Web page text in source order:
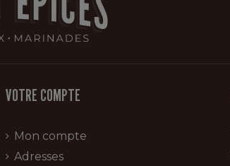
VOTRE COMPTE
Mon compte
Adresses